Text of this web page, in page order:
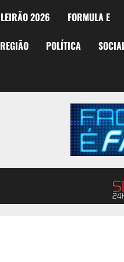
2026 FORMULA E
REGIÃO POLÍTICA